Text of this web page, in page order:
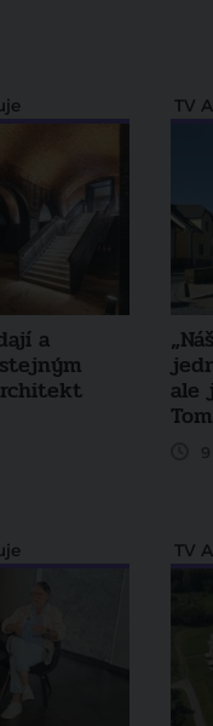
a
TV
ale
TV